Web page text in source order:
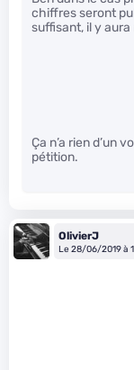
chiffres seront
suffisant, il y
Ça n’a rien d’un
pétition.
OlivierJ
Le 28/06/2019 à